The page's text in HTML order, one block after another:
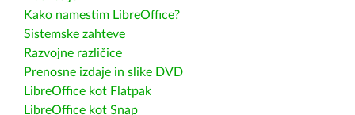
Kako namestim LibreOffice?
Sistemske zahteve
Razvojne različice
Prenosne izdaje in slike DVD
LibreOffice kot Flatpak
LibreOffice kot Snap